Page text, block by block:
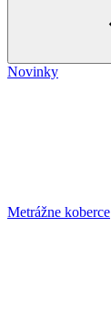
Novinky
Metrážne koberce